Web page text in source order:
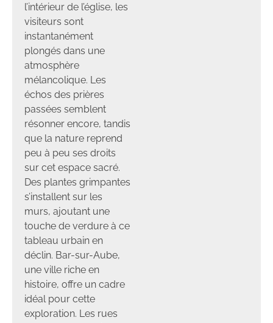
l’intérieur de l’église, les
visiteurs sont
instantanément
plongés dans une
atmosphère
mélancolique. Les
échos des prières
passées semblent
résonner encore, tandis
que la nature reprend
peu à peu ses droits
sur cet espace sacré.
Des plantes grimpantes
s’installent sur les
murs, ajoutant une
touche de verdure à ce
tableau urbain en
déclin. Bar-sur-Aube,
une ville riche en
histoire, offre un cadre
idéal pour cette
exploration. Les rues